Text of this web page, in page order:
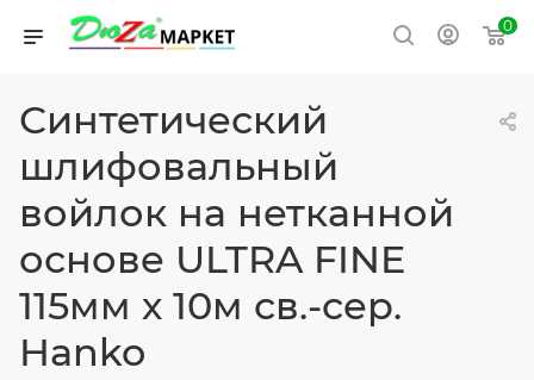
0
Синтетический
шлифовальный
войлок на нетканной
основе ULTRA FINE
115мм х 10м св.-сер.
Hanko